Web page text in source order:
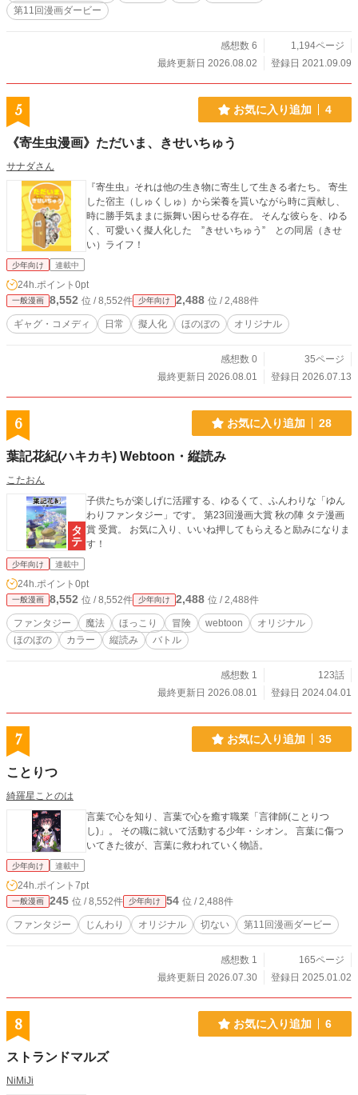
第11回漫画ダービー
感想数 6
1,194ページ
最終更新日 2026.08.02
登録日 2021.09.09
5 お気に入り追加 4
《寄生虫漫画》ただいま、きせいちゅう
サナダさん
『寄生虫』それは他の生き物に寄生して生きる者たち。 寄生
した宿主（しゅくしゅ）から栄養を貰いながら時に貢献し、
時に勝手気ままに振舞い困らせる存在。 そんな彼らを、ゆる
く、可愛いく擬人化した ”きせいちゅう” との同居（きせ
い）ライフ！
少年向け 連載中
24h.ポイント 0pt
一般漫画 8,552 位 / 8,552件 少年向け 2,488 位 / 2,488件
ギャグ・コメディ 日常 擬人化 ほのぼの オリジナル
感想数 0
35ページ
最終更新日 2026.08.01
登録日 2026.07.13
6 お気に入り追加 28
葉記花紀(ハキカキ) Webtoon・縦読み
こたおん
子供たちが楽しげに活躍する、ゆるくて、ふんわりな「ゆん
わりファンタジー」です。 第23回漫画大賞 秋の陣 タテ漫画
賞 受賞。 お気に入り、いいね押してもらえると励みになりま
す！
少年向け 連載中
24h.ポイント 0pt
一般漫画 8,552 位 / 8,552件 少年向け 2,488 位 / 2,488件
ファンタジー 魔法 ほっこり 冒険 webtoon
オリジナル
ほのぼの
カラー 縦読み バトル
感想数 1
123話
最終更新日 2026.08.01
登録日 2024.04.01
7 お気に入り追加 35
ことりつ
綺羅星ことのは
言葉で心を知り、言葉で心を癒す職業「言律師(ことりつ
し)」。 その職に就いて活動する少年・シオン。 言葉に傷つ
いてきた彼が、言葉に救われていく物語。
少年向け 連載中
24h.ポイント 7pt
一般漫画 245 位 / 8,552件 少年向け 54 位 / 2,488件
ファンタジー じんわり オリジナル 切ない 第11回漫画ダービー
感想数 1
165ページ
最終更新日 2026.07.30
登録日 2025.01.02
8 お気に入り追加 6
ストランドマルズ
NiMiJi